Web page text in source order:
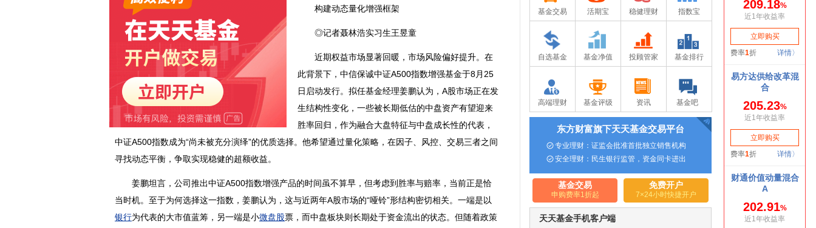
构建动态量化增强框架
◎记者聂林浩实习生王昱童
近期权益市场显著回暖，市场风险偏好提升。在
此背景下，中信保诚中证A500指数增强基金于8月25
日启动发行。拟任基金经理姜鹏认为，A股市场正在发
生结构性变化，一些被长期低估的中盘资产有望迎来
胜率回归，作为融合大盘特征与中盘成长性的代表，
中证A500指数成为“尚未被充分演绎”的优质选择。他希望通过量化策略，在因子、风控、交易三者之间
寻找动态平衡，争取实现稳健的超额收益。
姜鹏坦言，公司推出中证A500指数增强产品的时间虽不算早，但考虑到胜率与赔率，当前正是恰
当时机。至于为何选择这一指数，姜鹏认为，这与近两年A股市场的“哑铃”形结构密切相关。一端是以
银行为代表的大市值蓝筹，另一端是小微盘股票，而中盘板块则长期处于资金流出的状态。但随着政策
基金交易 活期宝 稳健理财 指数宝
自选基金 基金净值 投顾管家 基金排行
高端理财 基金评级 资讯 基金吧